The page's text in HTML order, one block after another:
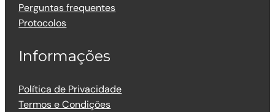
Perguntas frequentes
Protocolos
Informações
Política de Privacidade
Termos e Condições